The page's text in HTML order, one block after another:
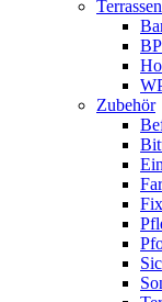
Zubehör